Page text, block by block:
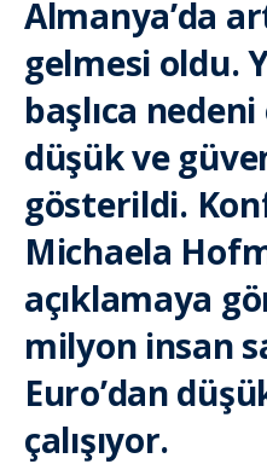
Almanya’da
gelmesi oldu.
başlıca
düşük ve
gösterildi.
Michaela
açıklamaya
milyon insan
Euro’dan
çalışıyor.